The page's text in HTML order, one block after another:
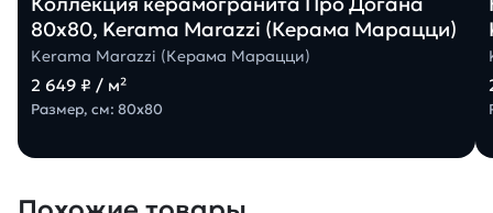
80х80, Kerama Marazzi (Керама Марацци)
Kerama Marazzi (Керама Марацци)
2 649 ₽ / м²
Размер, см: 80х80